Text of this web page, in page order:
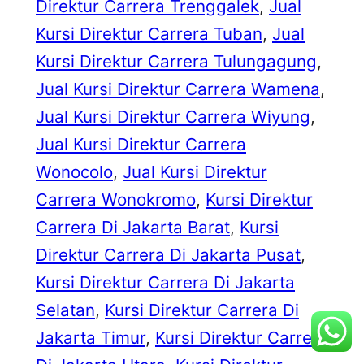
Direktur Carrera Trenggalek, Jual
Kursi Direktur Carrera Tuban, Jual
Kursi Direktur Carrera Tulungagung
Jual Kursi Direktur Carrera Wamena
Jual Kursi Direktur Carrera Wiyung
Jual Kursi Direktur Carrera
Wonocolo, Jual Kursi Direktur
Carrera Wonokromo, Kursi Direktur
Carrera Di Jakarta Barat, Kursi
Direktur Carrera Di Jakarta Pusat
Kursi Direktur Carrera Di Jakarta
Selatan, Kursi Direktur Carrera Di
Jakarta Timur, Kursi Direktur Carrera